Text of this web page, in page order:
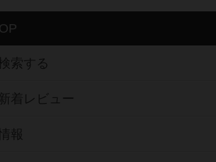
索する
着レビュー
報